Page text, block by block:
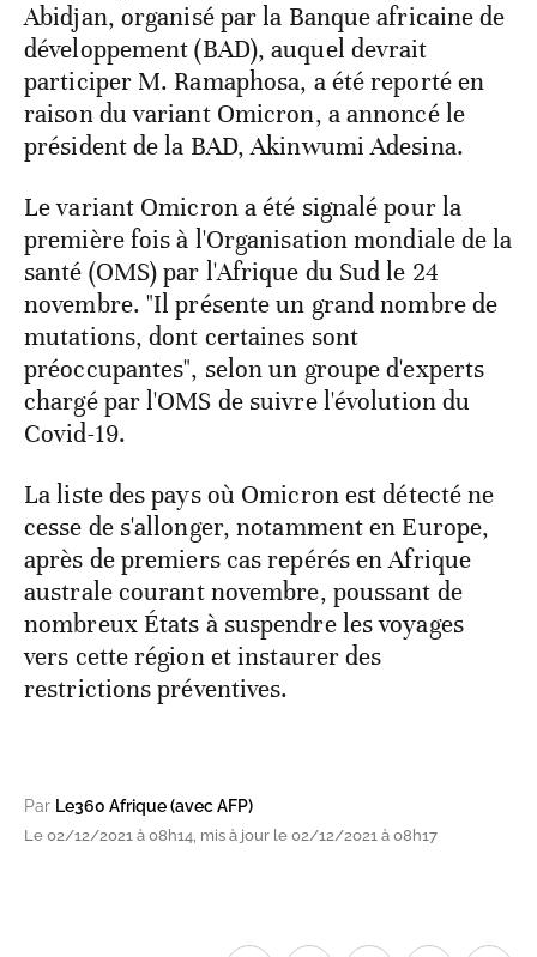
Abidjan, organisé par la Banque africaine de
développement (BAD), auquel devrait
participer M. Ramaphosa, a été reporté en
raison du variant Omicron, a annoncé le
président de la BAD, Akinwumi Adesina.
Le variant Omicron a été signalé pour la
première fois à l'Organisation mondiale de la
santé (OMS) par l'Afrique du Sud le 24
novembre. "Il présente un grand nombre de
mutations, dont certaines sont
préoccupantes", selon un groupe d'experts
chargé par l'OMS de suivre l'évolution du
Covid-19.
La liste des pays où Omicron est détecté ne
cesse de s'allonger, notamment en Europe,
après de premiers cas repérés en Afrique
australe courant novembre, poussant de
nombreux États à suspendre les voyages
vers cette région et instaurer des
restrictions préventives.
Par Le360 Afrique (avec AFP)
Le 02/12/2021 à 08h14, mis à jour le 02/12/2021 à 08h17